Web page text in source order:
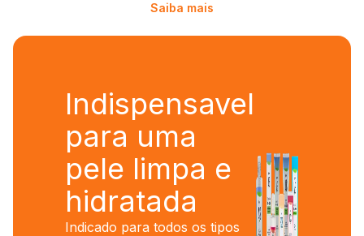
Saiba mais
Indispensavel
para uma
pele limpa e
hidratada
Indicado para todos os tipos